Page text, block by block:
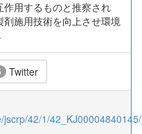
用するものと推察され
施用技術を向上させ環境
Twitter
42/1/